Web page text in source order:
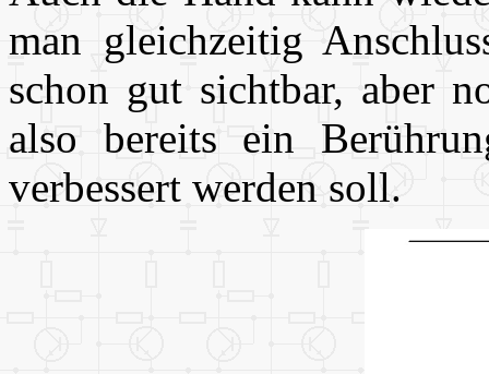
man gleichzeitig
schon gut sichtbar, aber
also bereits ein
verbessert werden soll.